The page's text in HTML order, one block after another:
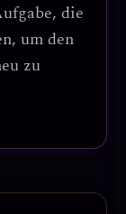
die
um den
zu